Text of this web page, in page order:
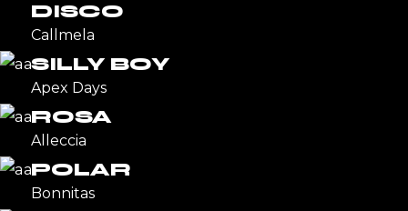
DISCO
Callmela
SILLY BOY
Apex Days
ROSA
Alleccia
POLAR
Bonnitas